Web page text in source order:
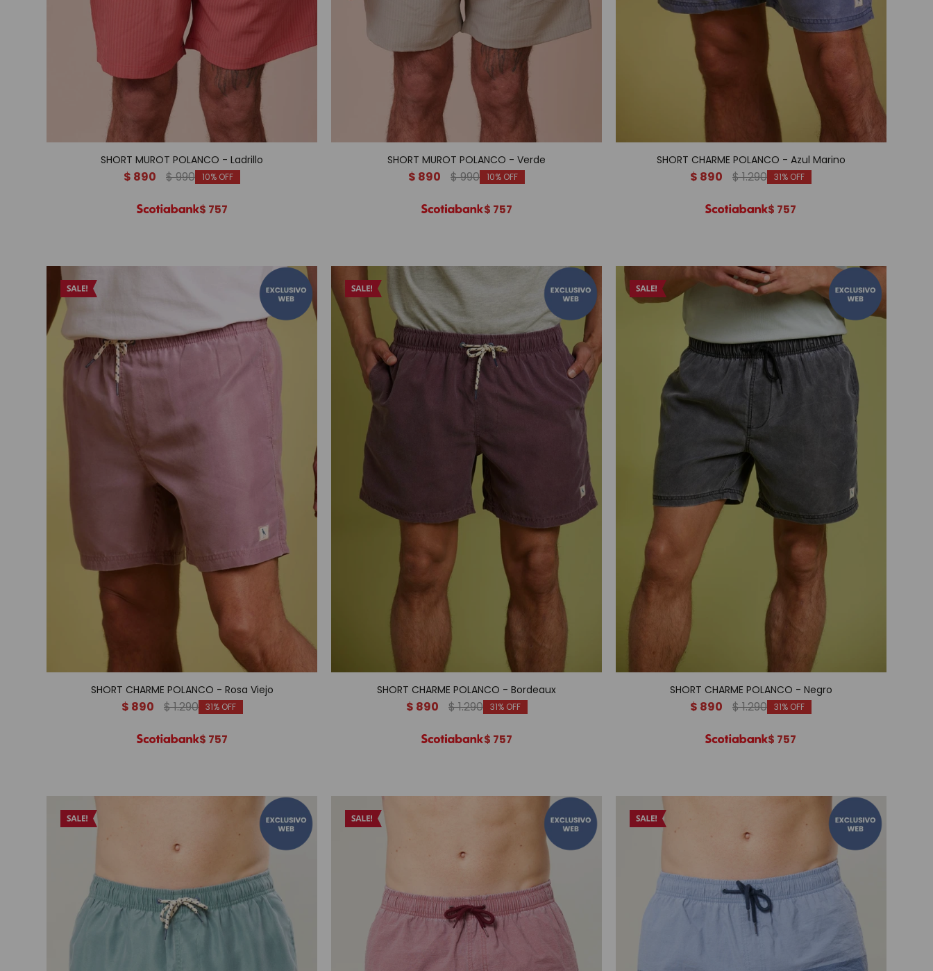
SHORT MUROT POLANCO - Ladrillo
$ 890 $990 10
$ 757
SHORT MUROT POLANCO - Verde
$ 890 $990 10
$ 757
SHORT CHARME POLANCO - Azul Marino
$ 890 $1.290 31
$ 757
SHORT CHARME POLANCO - Rosa Viejo
$ 890 $1.290 31
$ 757
SHORT CHARME POLANCO - Bordeaux
$ 890 $1.290 31
$ 757
SHORT CHARME POLANCO - Negro
$ 890 $1.290 31
$ 757